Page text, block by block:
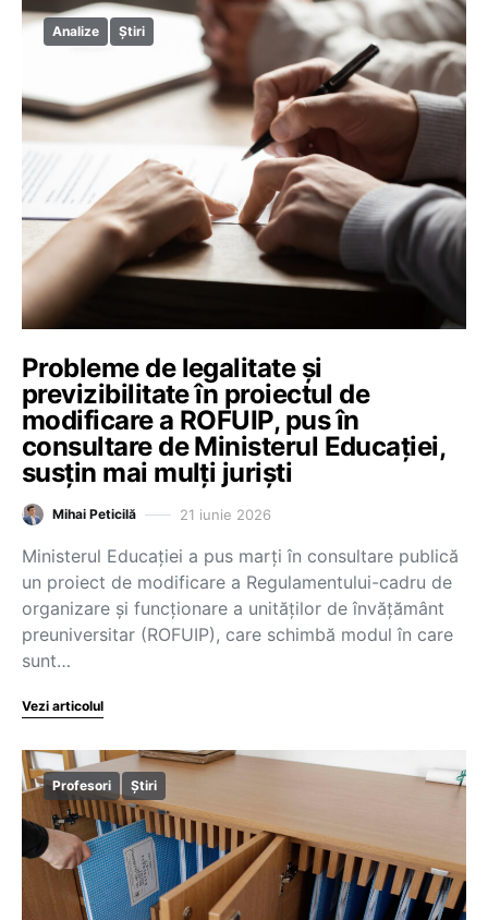
Analize Știri
Probleme de legalitate și
previzibilitate în proiectul de
modificare a ROFUIP, pus în
consultare de Ministerul Educației,
susțin mai mulți juriști
Mihai Peticilă 21 iunie 2026
Ministerul Educației a pus marți în consultare publică
un proiect de modificare a Regulamentului-cadru de
organizare și funcționare a unităților de învățământ
preuniversitar (ROFUIP), care schimbă modul în care
sunt…
Vezi articolul
Profesori Știri